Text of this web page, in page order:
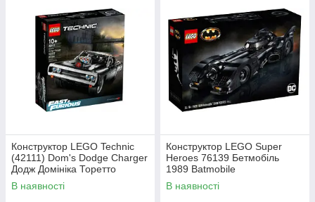
Конструктор LEGO Technic
(42111) Dom's Dodge Charger
Додж Домініка Торетто
В наявності
Конструктор LEGO Super
Heroes 76139 Бетмобіль
1989 Batmobile
В наявності